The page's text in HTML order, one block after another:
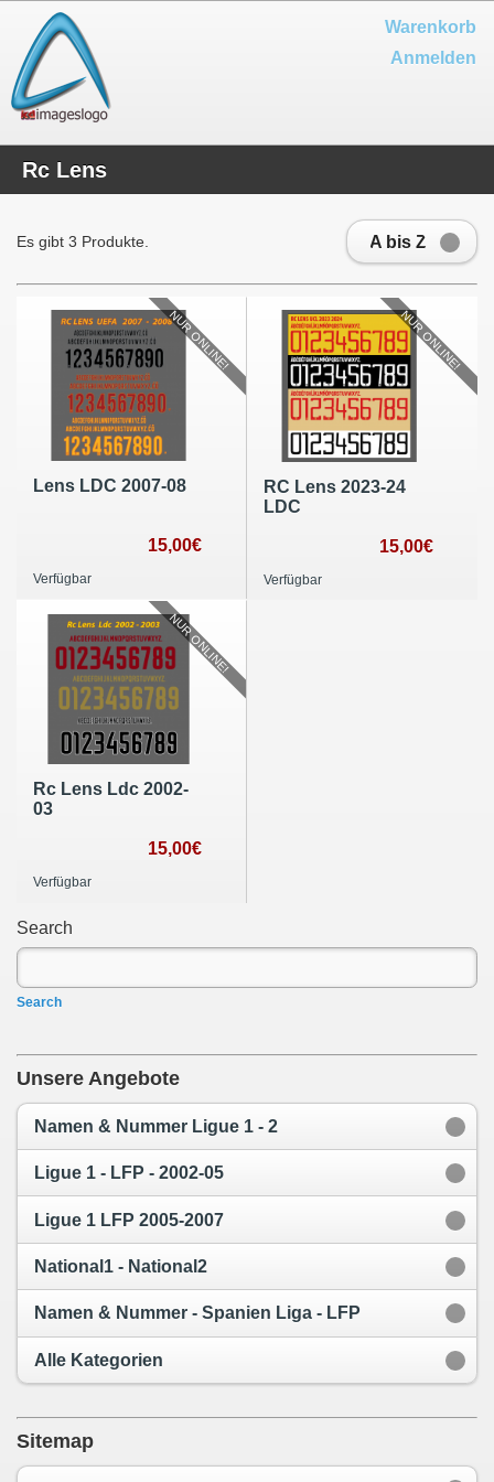
Warenkorb
Anmelden
Rc Lens
A bis Z
Es gibt 3 Produkte.
Lens LDC 2007-08
15,00€
Verfügbar
NUR ONLINE!
RC Lens 2023-24
LDC
15,00€
Verfügbar
NUR ONLINE!
Rc Lens Ldc 2002-
03
15,00€
Verfügbar
NUR ONLINE!
Search
Search
Unsere Angebote
Namen & Nummer Ligue 1 - 2
Ligue 1 - LFP - 2002-05
Ligue 1 LFP 2005-2007
National1 - National2
Namen & Nummer - Spanien Liga - LFP
Alle Kategorien
Sitemap